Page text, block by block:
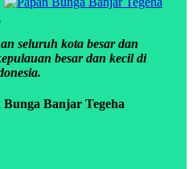
seluruh kota besar dan
besar dan kecil di
Banjar Tegeha